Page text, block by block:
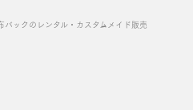
バックのレンタル・カスタムメイド販売